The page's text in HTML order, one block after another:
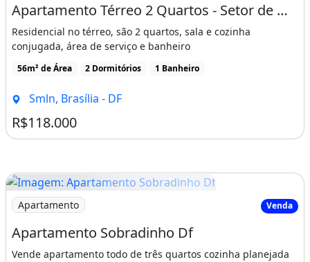
Apartamento Térreo 2 Quartos - Setor de Mansões
Residencial no térreo, são 2 quartos, sala e cozinha
conjugada, área de serviço e banheiro
56m² de Área 2 Dormitórios 1 Banheiro
Smln, Brasília - DF
R$118.000
Imagem: Apartamento Sobradinho Df
Apartamento Venda
Apartamento Sobradinho Df
Vende apartamento todo de três quartos cozinha planejada